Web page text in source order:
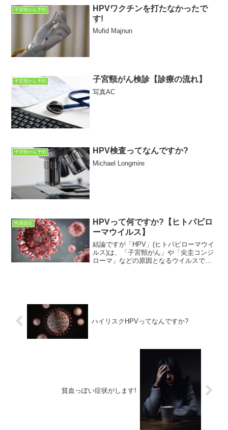
子宮頸がん予防
HPVワクチンを打たなかったで
す!
Mufid Majnun
子宮頸がん予防 子宮頸がん検診【診療の流れ】
写真AC
子宮頸がん予防 HPV検査ってなんですか?
Michael Longmire
性感染症
HPVって何ですか?【ヒトパピロ
ーマウイルス】
結論ですが「HPV」(ヒトパピローマウイ
ルス)は、「子宮頸がん」や「尖圭コンジ
ローマ」などの原因となるウイルスで
ハイリスクHPVってなんですか?
貧血っぽい症状がします!